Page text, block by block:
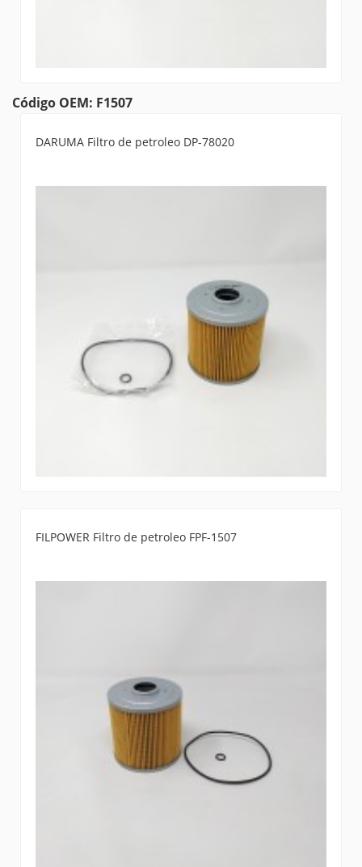
Código OEM: F1507
DARUMA Filtro de petroleo DP-78020
FILPOWER Filtro de petroleo FPF-1507